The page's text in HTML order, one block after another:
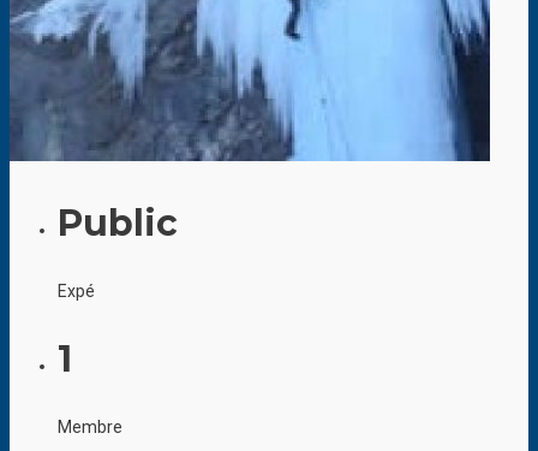
Public
Expé
1
Membre